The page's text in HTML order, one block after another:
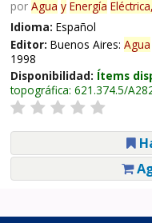
por Agua y Energía Eléctrica,
Idioma: Español
Editor: Buenos Aires: Agua
1998
Disponibilidad: Ítems
topográfica: 621.374.5/